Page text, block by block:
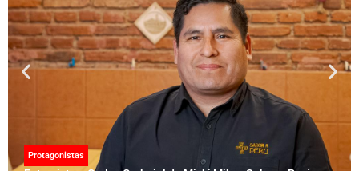
Protagonistas